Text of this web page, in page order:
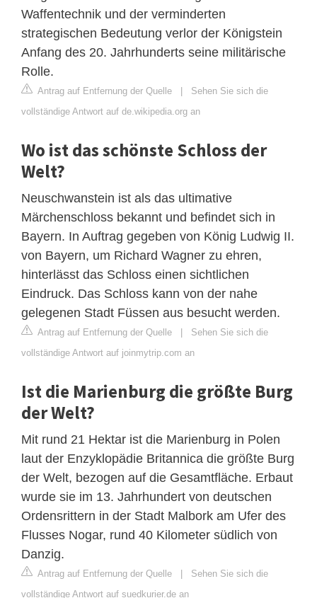
Waffentechnik und der verminderten
strategischen Bedeutung verlor der Königstein
Anfang des 20. Jahrhunderts seine militärische
Rolle.
Antrag auf Entfernung der Quelle | Sehen Sie sich die
vollständige Antwort auf de.wikipedia.org an
Wo ist das schönste Schloss der
Welt?
Neuschwanstein ist als das ultimative
Märchenschloss bekannt und befindet sich in
Bayern. In Auftrag gegeben von König Ludwig II.
von Bayern, um Richard Wagner zu ehren,
hinterlässt das Schloss einen sichtlichen
Eindruck. Das Schloss kann von der nahe
gelegenen Stadt Füssen aus besucht werden.
Antrag auf Entfernung der Quelle | Sehen Sie sich die
vollständige Antwort auf joinmytrip.com an
Ist die Marienburg die größte Burg
der Welt?
Mit rund 21 Hektar ist die Marienburg in Polen
laut der Enzyklopädie Britannica die größte Burg
der Welt, bezogen auf die Gesamtfläche. Erbaut
wurde sie im 13. Jahrhundert von deutschen
Ordensrittern in der Stadt Malbork am Ufer des
Flusses Nogar, rund 40 Kilometer südlich von
Danzig.
Antrag auf Entfernung der Quelle | Sehen Sie sich die
vollständige Antwort auf suedkurier.de an